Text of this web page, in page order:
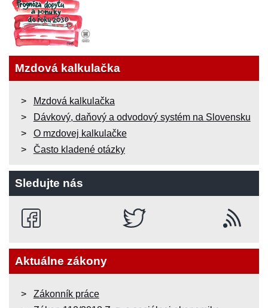
Mzdová kalkulačka
Mzdová kalkulačka
Dávkový, daňový a odvodový systém na Slovensku
O mzdovej kalkulačke
Často kladené otázky
Sledujte nás
Aktuálne zákony
Zákonník práce